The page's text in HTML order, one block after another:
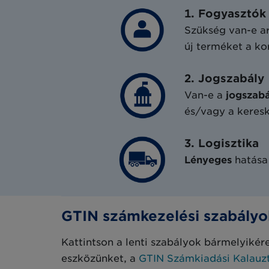
1.
Szükség van-e
új terméket a
2. Jogszabály
Van-e a
és/vagy a
3. Logisztika
Lényeges
GTIN számkezelési
Kattintson a lenti szabályok
eszközünket, a GTIN Számkiadási